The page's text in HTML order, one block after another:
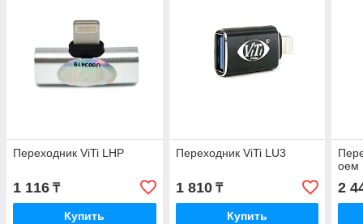
Переходник ViTi LHP
1 116 ₸
Купить
Переходник ViTi LU3
1 810₸
Купить
оем
2